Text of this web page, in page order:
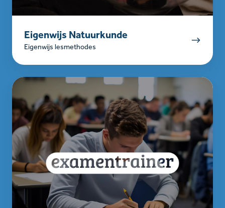
Eigenwijs Natuurkunde
Eigenwijs lesmethodes
Examentrainer
natuurkunde